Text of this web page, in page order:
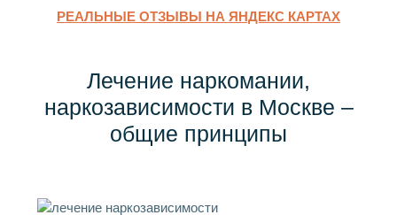
РЕАЛЬНЫЕ ОТЗЫВЫ НА ЯНДЕКС КАРТАХ
Лечение наркомании,
наркозависимости в Москве –
общие принципы